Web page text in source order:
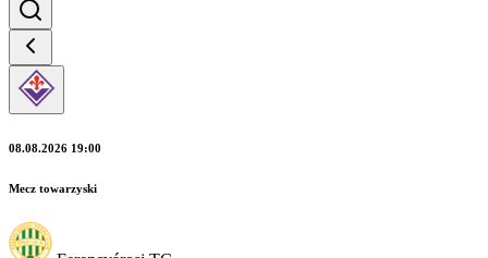
08.08.2026 19:00
Mecz towarzyski